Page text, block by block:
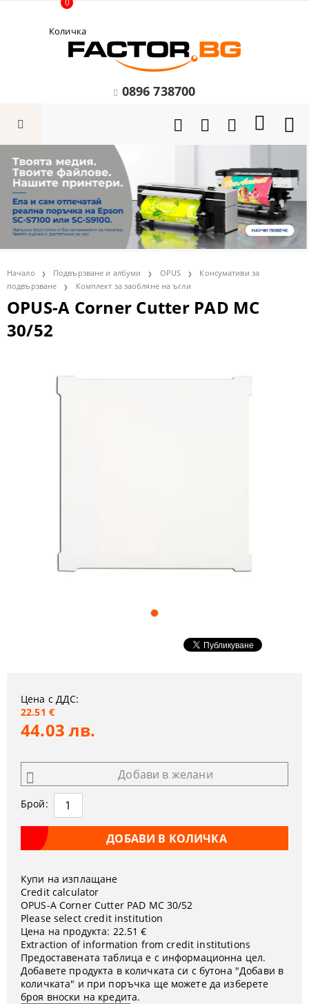
Количка
0
0896 738700
Начало Подвързване и албуми OPUS
Консумативи за
подвързване
Комплект за заобляне на ъгли
OPUS-А Corner Cutter PAD MC
30/52
Цена с ДДС:
22.51 €
44.03 лв.
Добави в желани
Брой:
Купи на изплащане
Credit calculator
OPUS-А Corner Cutter PAD MC 30/52
Please select credit institution
Цена на продукта: 22.51 €
Extraction of information from credit institutions
Предоставената таблица е с информационна цел.
Добавете продукта в количката си с бутона "Добави в
количката" и при поръчка ще можете да изберете
броя вноски на кредита.